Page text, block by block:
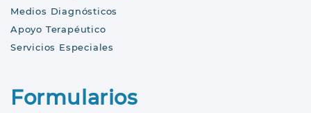
Medios Diagnósticos
Apoyo Terapéutico
Servicios Especiales
Formularios